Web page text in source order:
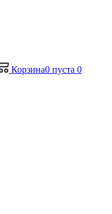
Корзина0 пуста 0